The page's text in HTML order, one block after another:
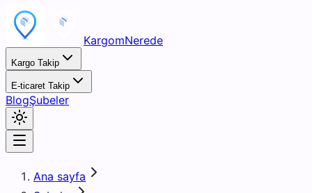
KargomNerede
Kargo Takip
E-ticaret Takip
BlogŞubeler
Ana sayfa